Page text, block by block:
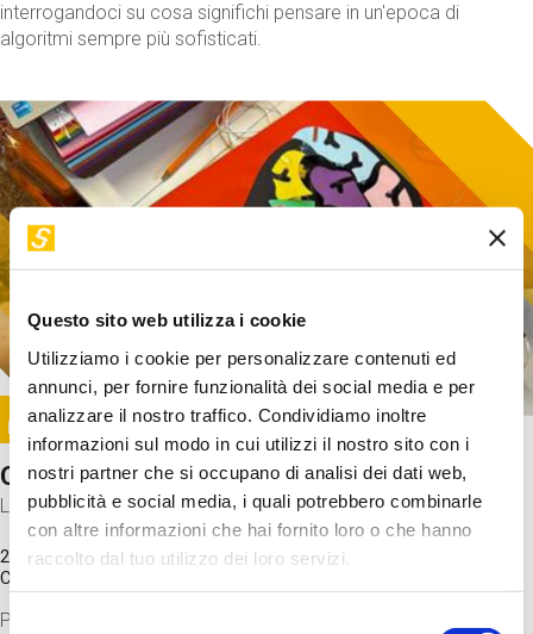
Questo sito web utilizza i cookie
Utilizziamo i cookie per personalizzare contenuti ed
annunci, per fornire funzionalità dei social media e per
analizzare il nostro traffico. Condividiamo inoltre
informazioni sul modo in cui utilizzi il nostro sito con i
nostri partner che si occupano di analisi dei dati web,
pubblicità e social media, i quali potrebbero combinarle
con altre informazioni che hai fornito loro o che hanno
raccolto dal tuo utilizzo dei loro servizi.
Selezione
interrogandoci su cosa significhi pensare in un'epoca di
algoritmi sempre più sofisticati.
Image
SUNDAY@STEP
Come funziona il cervello?
Laboratorio
20 Set 2026 / 11:15 - 13:00
Costo
Proveremo a costruire un cervello in cartoncino cercando di